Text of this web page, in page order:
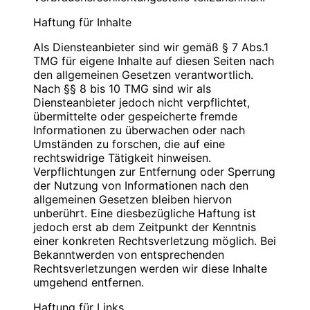
Blauweb.DE Internet-Solutions, Inhaber
Christan Hinzmann
Firmierung: BlauWeb.DE Internet-Solutions
Name: Christian Hinzmann
Strasse: Friedhofsweg 5
PLZ/Ort: 12529 Schönefeld
E-Mail: info@blauweb.de
Telefon: 03379 591001
Telefax: 03379 591 002
Mobil: 0176 277 50500
Umsatzsteuer-Identifikationsnummer gemäß §
27 a Umsatzsteuergesetz:
DE 283623660
Inhaber: Christian Hinzmann
Verantwortlich für den Inhalt nach § 55 Abs. 2
RStV:
Name: Christian Hinzmann
Strasse: Friedhofsweg 5
Verantwortliche Stelle
Name: Christian Hinzmann
Strasse: Friedhofsweg 5
PLZ/Ort: 12529 Schönefeld
E-Mail: info@blauweb.de
Mobil: 0176 277 50500
Cookies
Zur besseren Benutzerführung setzen wir Cookies
ein. Durch die Verwendung von Cookies wird die
Nutzung von Webseiten für den Nutzer vereinfacht.
Bestimmte Seiten sind ohne deren Einsatz nicht oder
nicht fehlerfrei aufrufbar. Diese Gründe stellen auch
das berechtigte Interesse für diese
Datenverarbeitung nach Art. 6 Abs. 1 lit. f DSGVO
dar (die Nutzung von Cookies zu Analysezwecken
wird in einem anderen Punkt behandelt). Gängige
Browser bieten die Einstellungsmöglichkeit, Cookies
Haftung für Inhalte
Als Diensteanbieter sind wir gemäß § 7 Abs.1
TMG für eigene Inhalte auf diesen Seiten nach
den allgemeinen Gesetzen verantwortlich.
Nach §§ 8 bis 10 TMG sind wir als
Diensteanbieter jedoch nicht verpflichtet,
übermittelte oder gespeicherte fremde
Informationen zu überwachen oder nach
Umständen zu forschen, die auf eine
rechtswidrige Tätigkeit hinweisen.
Verpflichtungen zur Entfernung oder Sperrung
der Nutzung von Informationen nach den
allgemeinen Gesetzen bleiben hiervon
unberührt. Eine diesbezügliche Haftung ist
jedoch erst ab dem Zeitpunkt der Kenntnis
einer konkreten Rechtsverletzung möglich. Bei
Bekanntwerden von entsprechenden
Rechtsverletzungen werden wir diese Inhalte
umgehend entfernen.
Haftung für Links